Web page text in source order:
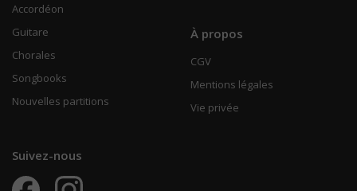
Accordéon
Guitare
Chorales
Songbooks
Nouvelles partitions
À propos
CGV
Mentions légales
Vie privée
Suivez-nous